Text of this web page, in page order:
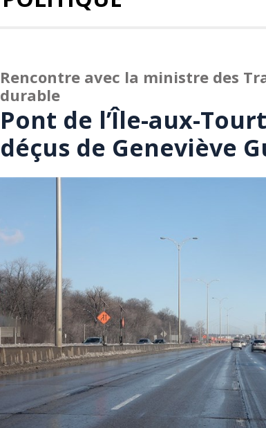
Rencontre avec la ministre des
durable
Pont de l’Île-aux-
déçus de Geneviève